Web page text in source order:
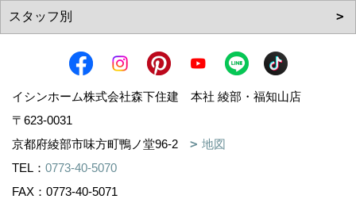
イシンホーム株式会社森下住建 本社 綾部・福知山店
〒623-0031
京都府綾部市味方町鴨ノ堂96-2
地図
TEL： 0773-40-5070
FAX：0773-40-5071